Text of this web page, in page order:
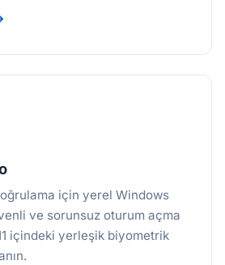
için yerel Windows
ve sorunsuz oturum açma
içindeki yerleşik biyometrik